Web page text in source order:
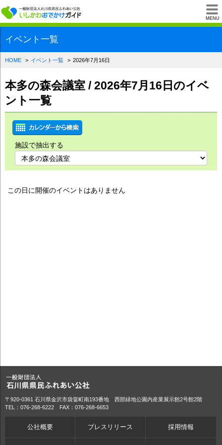
MENU
一般財団法人石川
イベント一覧
HOME イベント一覧 2026年7月16日
本多の森会議室 / 2026年7月16日のイベ
ント一覧
施設で抽出する
この日に開催のイベントはありません
〒920-0361 石川県金沢市袋畠町南193番地 西部緑地公園内産業展示館2号館2階
TEL：076-268-6222 FAX：076-268-6653
公社概要 プレスリリース 採用情報